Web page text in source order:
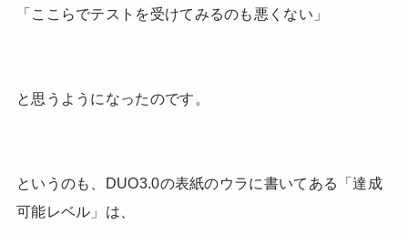
「ここらでテストを受けてみるのも悪くない」
と思うようになったのです。
というのも、DUO3.0の表紙のウラに書いてある「達成
可能レベル」は、